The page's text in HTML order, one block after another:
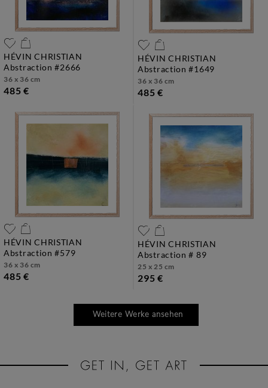
HÉVIN CHRISTIAN
abstraction #2666
36 x 36 cm
485 €
HÉVIN CHRISTIAN
abstraction #1649
36 x 36 cm
485 €
HÉVIN CHRISTIAN
abstraction #579
36 x 36 cm
485 €
HÉVIN CHRISTIAN
abstraction # 89
25 x 25 cm
295 €
Weitere Werke ansehen